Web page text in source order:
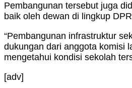
Pembangunan tersebut juga
baik oleh dewan di lingkup
“Pembangunan infrastruktur
dukungan dari anggota komisi
mengetahui kondisi sekolah
[adv]